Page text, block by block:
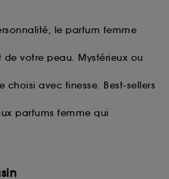
le parfum femme
votre peau. Mystérieux ou
avec finesse. Best-sellers
parfums femme qui